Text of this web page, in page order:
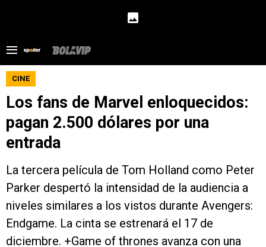
CINE
Los fans de Marvel enloquecidos:
pagan 2.500 dólares por una
entrada
La tercera película de Tom Holland como Peter
Parker despertó la intensidad de la audiencia a
niveles similares a los vistos durante Avengers:
Endgame. La cinta se estrenará el 17 de
diciembre. +Game of thrones avanza con una